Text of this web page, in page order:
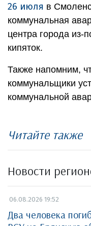
26 июля в
коммунальная
центра города
кипяток.
Также напомним,
коммунальщики
коммунальной
Читайте также
Новости
06.08.2026 19:52
Два человека